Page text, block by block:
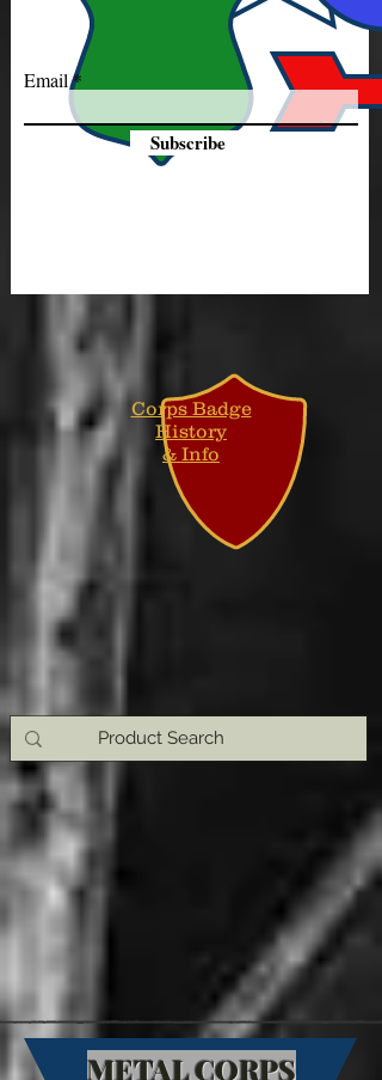
Email
Subscribe
Corps Badge
History
& Info
METAL CORPS